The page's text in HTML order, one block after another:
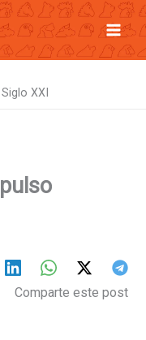
XXI
Comparte este post